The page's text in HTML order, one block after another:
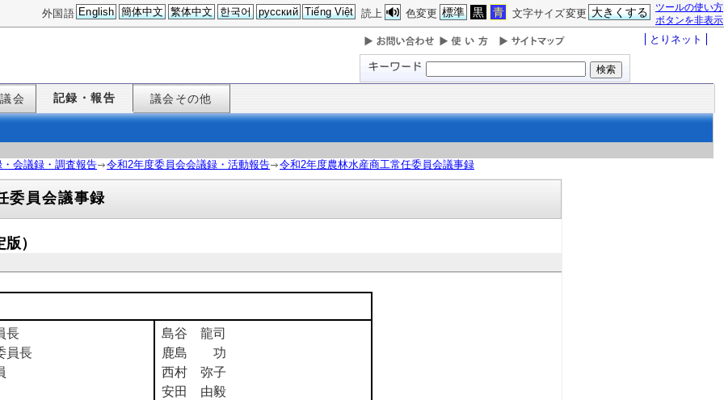
ツールの使い方
ボタンを非表示
文字サイズ変更 大きくする
色変更 標準 黒 青
読上
外国語 English 簡体中文 繁体中文 한국어 русский Tiếng Việt
とりネット
会 記録・報告 議会その他
・会議録・調査報告 令和2年度委員会会議録・活動報告 令和2年度農林水産商工常任委員会議事録
委員会議事録
）
長
員長
島谷 龍司
鹿島 功
西村 弥子
安田 由毅